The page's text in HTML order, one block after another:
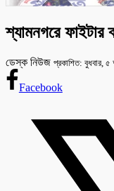
শ্যামনগরে ফাইটার
ডেস্ক নিউজ প্রকাশিত: বুধবার,
Facebook